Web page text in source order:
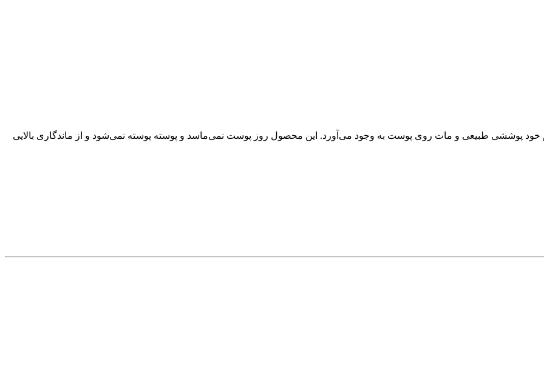
بافت سبک و نرم خود پوششی طبیعی و مات روی پوست به وجود می‌آورد. این محصول روز پوست نمی‌ماسد و پوسته پوسته نمی‌شود و از ماندگاری بالایی